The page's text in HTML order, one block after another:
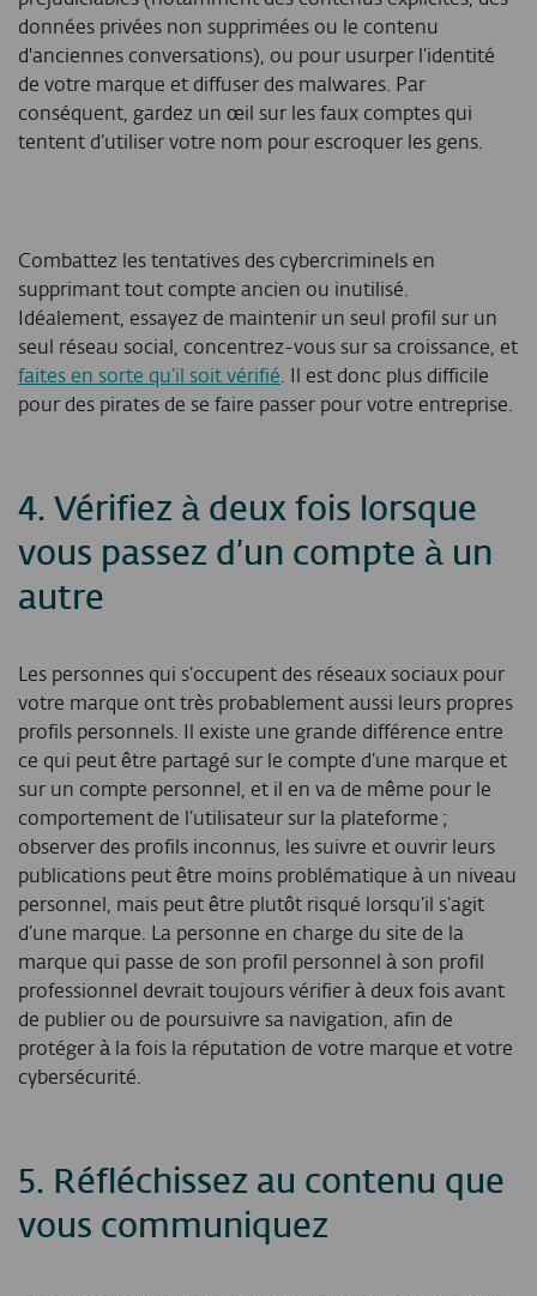
données privées non supprimées ou le contenu
d'anciennes conversations), ou pour usurper l’identité
de votre marque et diffuser des malwares. Par
conséquent, gardez un œil sur les faux comptes qui
tentent d’utiliser votre nom pour escroquer les gens.
Combattez les tentatives des cybercriminels en
supprimant tout compte ancien ou inutilisé.
Idéalement, essayez de maintenir un seul profil sur un
seul réseau social, concentrez-vous sur sa croissance, et
faites en sorte qu’il soit vérifié. Il est donc plus difficile
pour des pirates de se faire passer pour votre entreprise.
4. Vérifiez à deux fois lorsque
vous passez d’un compte à un
autre
Les personnes qui s’occupent des réseaux sociaux pour
votre marque ont très probablement aussi leurs propres
profils personnels. Il existe une grande différence entre
ce qui peut être partagé sur le compte d’une marque et
sur un compte personnel, et il en va de même pour le
comportement de l’utilisateur sur la plateforme ;
observer des profils inconnus, les suivre et ouvrir leurs
publications peut être moins problématique à un niveau
personnel, mais peut être plutôt risqué lorsqu’il s’agit
d’une marque. La personne en charge du site de la
marque qui passe de son profil personnel à son profil
professionnel devrait toujours vérifier à deux fois avant
de publier ou de poursuivre sa navigation, afin de
protéger à la fois la réputation de votre marque et votre
cybersécurité.
5. Réfléchissez au contenu que
vous communiquez